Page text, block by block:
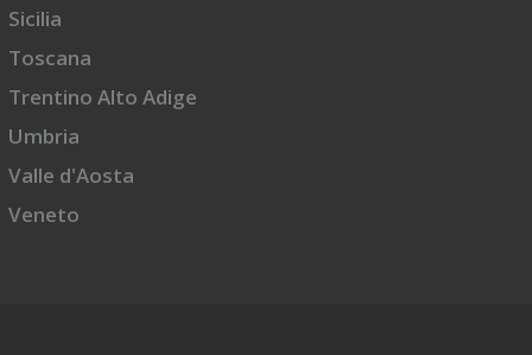
Sicilia
Toscana
Trentino Alto Adige
Umbria
Valle d'Aosta
Veneto